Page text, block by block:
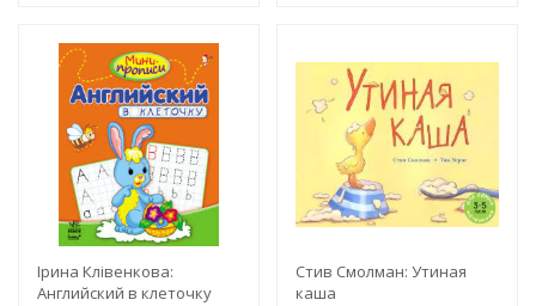
Ірина Клівенкова:
Английский в клеточку
Стив Смолман: Утиная
каша